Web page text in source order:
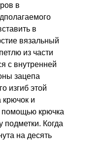
в
в
вязальный
из части
с внутренней
зацепа
изгиб этой
крючок и
помощью крючка
подметки. Когда
на десять